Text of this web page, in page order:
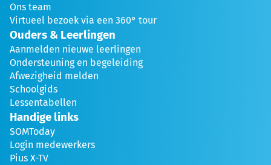
Ons team
Virtueel bezoek via een 360° tour
Ouders & Leerlingen
Aanmelden nieuwe leerlingen
Ondersteuning en begeleiding
Afwezigheid melden
Schoolgids
Lessentabellen
Handige links
SOMToday
Login medewerkers
Pius X-TV